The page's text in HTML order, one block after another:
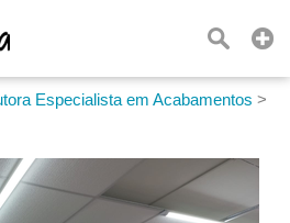
Especialista em Acabamentos >